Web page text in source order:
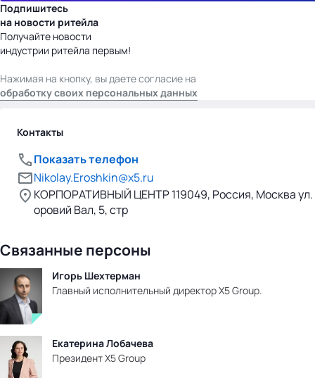
Подпишитесь
на новости ритейла
Получайте новости
индустрии ритейла первым!
Нажимая на кнопку, вы даете согласие на
обработку своих персональных данных
Контакты
Показать телефон
Nikolay.Eroshkin@x5.ru
КОРПОРАТИВНЫЙ ЦЕНТР 119049, Россия, Москва ул.
оровий Вал, 5, стр
Связанные персоны
Игорь Шехтерман
Главный исполнительный директор X5 Group.
Екатерина Лобачева
Президент Х5 Group